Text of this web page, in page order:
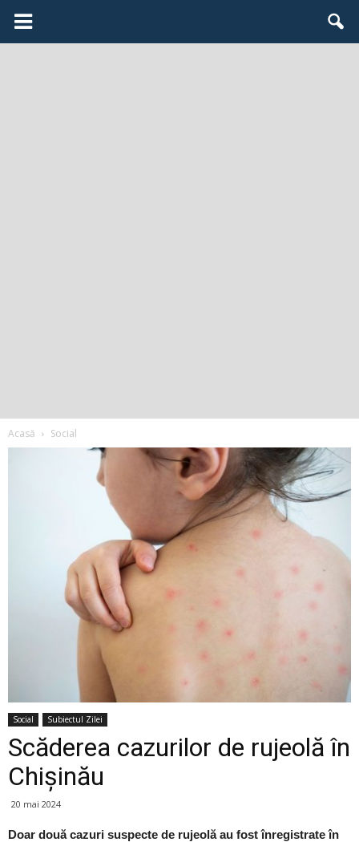
Acasă Social
Social Subiectul Zilei
Scăderea cazurilor de rujeolă în
Chișinău
20 mai 2024
Doar două cazuri suspecte de rujeolă au fost înregistrate în